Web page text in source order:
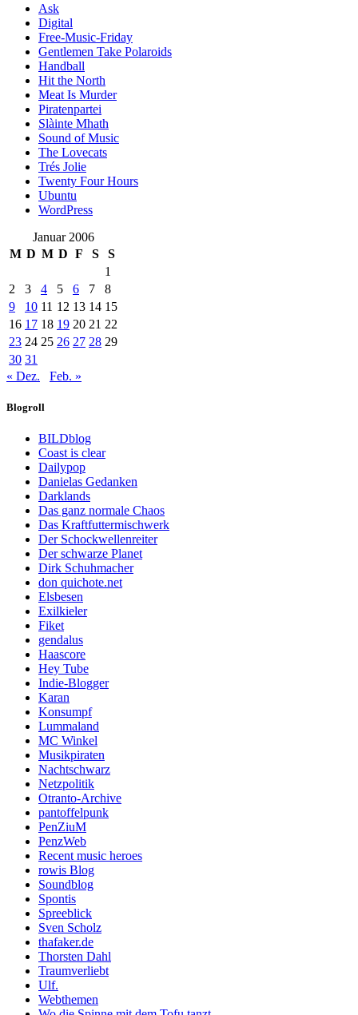
Ask
Digital
Free-Music-Friday
Gentlemen Take Polaroids
Handball
Hit the North
Meat Is Murder
Piratenpartei
Slàinte Mhath
Sound of Music
The Lovecats
Trés Jolie
Twenty Four Hours
Ubuntu
WordPress
Januar 2006
M D M D F S
S
1
2
3 4 5 6 7
8
9
10 11 12 13 14 15
16 17 18 19 20 21 22
23 24 25 26 27 28 29
30 31
« Dez.
Feb. »
Blogroll
BILDblog
Coast is clear
Dailypop
Danielas Gedanken
Darklands
Das ganz normale Chaos
Das Kraftfuttermischwerk
Der Schockwellenreiter
Der schwarze Planet
Dirk Schuhmacher
don quichote.net
Elsbesen
Exilkieler
Fiket
gendalus
Haascore
Hey Tube
Indie-Blogger
Karan
Konsumpf
Lummaland
MC Winkel
Musikpiraten
Nachtschwarz
Netzpolitik
Otranto-Archive
pantoffelpunk
PenZiuM
PenzWeb
Recent music heroes
rowis Blog
Soundblog
Spontis
Spreeblick
Sven Scholz
thafaker.de
Thorsten Dahl
Traumverliebt
Ulf.
Webthemen